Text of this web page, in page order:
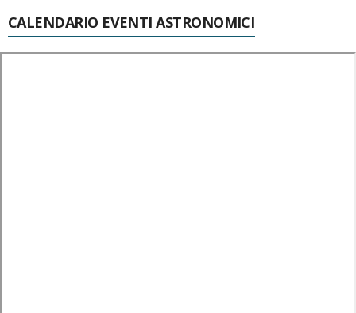
CALENDARIO EVENTI ASTRONOMICI